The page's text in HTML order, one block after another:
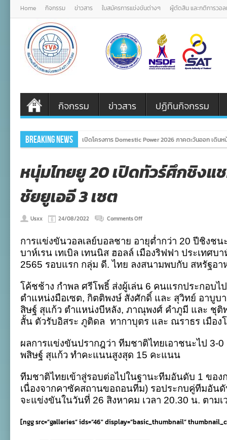
Home กิจกรรม ข่าวสาร ใบสมัครการแข่งขันต่างๆ ผู้ตัดสิน และกติการวอ
กิจกรรม ข่าวสาร ปฏิทินกิจกรรม
Breaking News เปิดโครงการ Domestic Power 2026 ภาคตะวันออก เดิ
หนุ่มไทยยู 20 เปิดทัวร์ศึกชิงแ
ชัยยูเออี 3 เซต
Usxx 24/08/2022 Comments Offon
ยู
20
เปิด
ทัวร์
ชิง
แชมป์
เอเชีย
คว้า
ชัย
ยู
3
เซต
การแข่งขันวอลเลย์บอลชาย อายุต่ำกว่า 20 ปีชิงชน
บาห์เรน เทเบิล เทนนิส ฮอลล์ เมืองริฟฟา ประเทศบ
2565 รอบแรก กลุ่ม ดี. ไทย ลงสนามพบกับ สหรัฐอา
โค้ชช้าง กำพล ศรีโพธิ์ ส่งผู้เล่น 6 คนแรกประกอบ
ตำแหน่งมือเซต, กิตติพงษ์ สังศักดิ์ และ สุวิทย์ อาบูบ
สิษฐ์ สุแก้ว ตำแหน่งบีหลัง, ภาณุพงศ์ คำภูมี และ ชุติ
สั้น ตัวรับอิสระ ภูติดล ทากาบุตร และ ณราธร เมือง
ผลการแข่งขันปรากฎว่า ทีมชาติไทยเอาชนะไป 3-0
พสิษฐ์ สุแก้ว ทำคะแนนสูงสุด 15 คะแนน
ทีมชาติไทยเข้าสู่รอบต่อไปในฐานะทีมอันดับ 1 ของ
เนื่องจากคาซัคสถานขอถอนทีม) รอประกบคู่ทีมอัน
จะแข่งขันในวันที่ 26 สิงหาคม เวลา 20.30 น. ตามเ
[ngg src=”galleries” ids=”46″ display=”basic_thumbnail”